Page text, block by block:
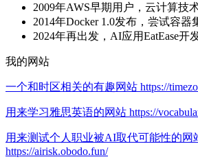
2009年AWS早期用户，云计算技
2014年Docker 1.0发布，尝试容
2024年再出发，AI应用EatEase开
我的网站
一个和时区相关的有趣网站 https://
用来学习雅思英语的网站 https://
用来测试个人职业被AI取代可能性的网
https://airisk.obodo.fun/